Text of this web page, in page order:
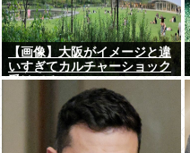
【画像】大阪がイメージと違
いすぎてカルチャーショック
受けてる